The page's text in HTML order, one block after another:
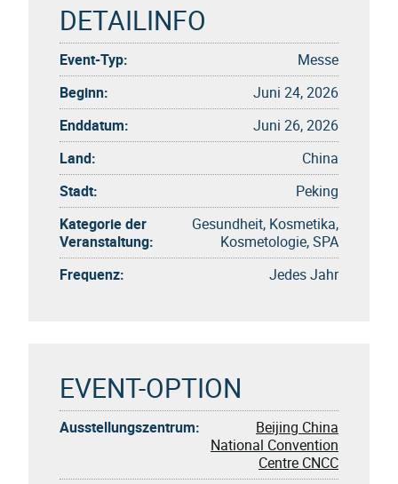
DETAILINFO
Event-Typ:
Messe
Beginn:
Juni 24, 2026
Enddatum:
Juni 26, 2026
Land:
China
Stadt:
Peking
Kategorie der
Veranstaltung:
Gesundheit, Kosmetika,
Kosmetologie, SPA
Frequenz:
Jedes Jahr
EVENT-OPTION
Ausstellungszentrum:
Beijing China
National Convention
Centre CNCC